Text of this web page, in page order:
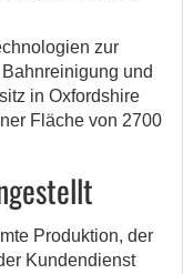
zur
und
in Oxfordshire
Fläche von 2700
Produktion, der
Kundendienst